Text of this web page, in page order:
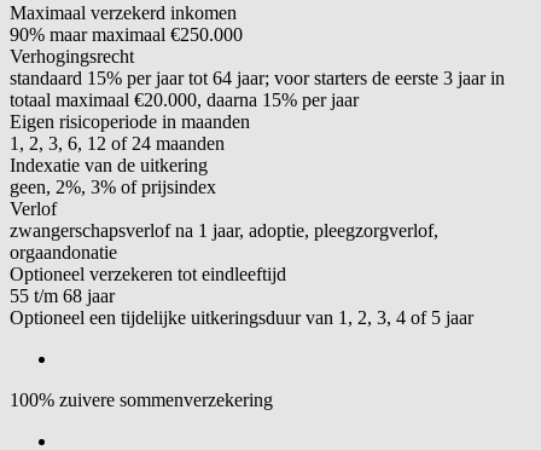
Maximaal verzekerd inkomen
90% maar maximaal €250.000
Verhogingsrecht
standaard 15% per jaar tot 64 jaar; voor starters de eerste 3 jaar in
totaal maximaal €20.000, daarna 15% per jaar
Eigen risicoperiode in maanden
1, 2, 3, 6, 12 of 24 maanden
Indexatie van de uitkering
geen, 2%, 3% of prijsindex
Verlof
zwangerschapsverlof na 1 jaar, adoptie, pleegzorgverlof,
orgaandonatie
Optioneel verzekeren tot eindleeftijd
55 t/m 68 jaar
Optioneel een tijdelijke uitkeringsduur van 1, 2, 3, 4 of 5 jaar
100% zuivere sommenverzekering